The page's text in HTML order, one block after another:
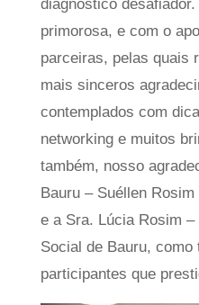
diagnóstico
primorosa, e com o
parceiras, pelas quais
mais sinceros
contemplados com
networking e muitos
também, nosso
Bauru – Suéllen
e a Sra. Lúcia Rosim
Social de Bauru, como
participantes que